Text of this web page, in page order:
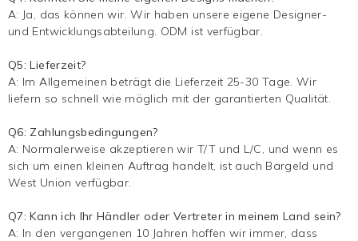
A: Ja, das können wir. Wir haben unsere eigene Designer-
und Entwicklungsabteilung. ODM ist verfügbar.
Q5: Lieferzeit?
A: Im Allgemeinen beträgt die Lieferzeit 25-30 Tage. Wir
liefern so schnell wie möglich mit der garantierten Qualität.
Q6: Zahlungsbedingungen?
A: Normalerweise akzeptieren wir T/T und L/C, und wenn es
sich um einen kleinen Auftrag handelt, ist auch Bargeld und
West Union verfügbar.
Q7: Kann ich Ihr Händler oder Vertreter in meinem Land sein?
A: In den vergangenen 10 Jahren hoffen wir immer, dass